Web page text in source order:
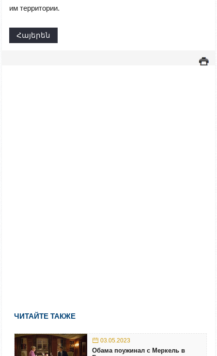
им территории.
Հայերեն
ЧИТАЙТЕ ТАКЖЕ
03.05.2023
Обама поужинал с Меркель в